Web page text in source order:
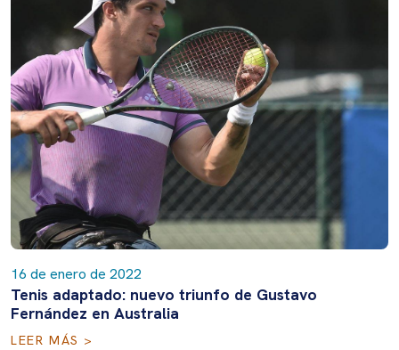
16 de enero de 2022
Tenis adaptado: nuevo triunfo de Gustavo
Fernández en Australia
LEER MÁS >